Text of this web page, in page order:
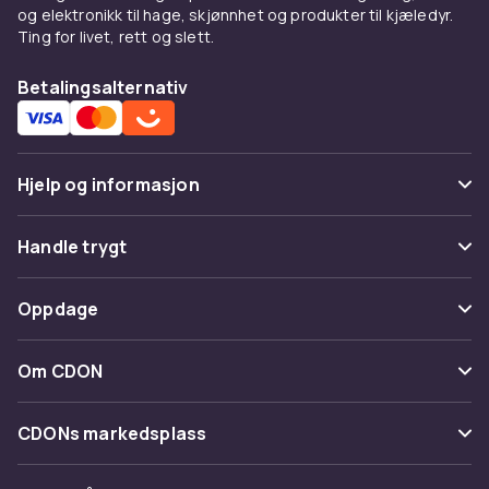
For deg som vil tiltrekke fugler og
sommerfugler har vi et bredt utvalg av
hagestatuersom gir et personlig preg.
og elektronikk til hage, skjønnhet og produkter til kjæledyr.
Ting for livet, rett og slett.
Betalingsalternativ
Hjelp og informasjon
Vanlige spørsmål
Spor pakke
Angre & returner her
Kontakt oss
Handle trygt
Betaling
Levering
Tilbakekallinger
Oppdage
Kategorier
Varemerker
Om CDON
Om oss
Kundeanmeldelser
CDONs markedsplass